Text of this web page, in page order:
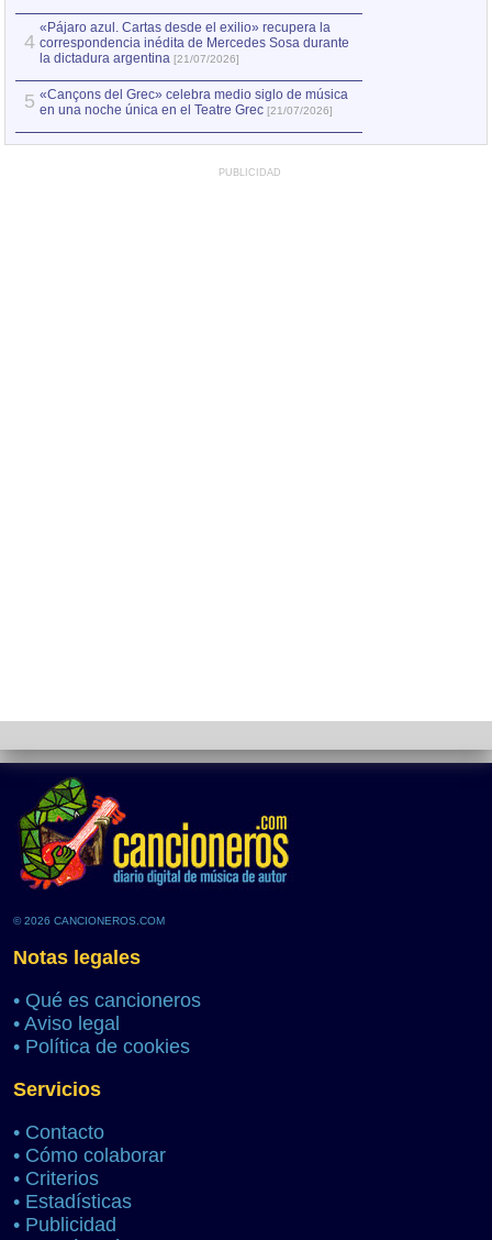
4
«Pájaro azul. Cartas desde el exilio» recupera la
correspondencia inédita de Mercedes Sosa durante
la dictadura argentina [21/07/2026]
5 «Cançons del Grec» celebra medio siglo de música
en una noche única en el Teatre Grec [21/07/2026]
PUBLICIDAD
© 2026 CANCIONEROS.COM
Notas legales
• Qué es cancioneros
• Aviso legal
• Política de cookies
Servicios
• Contacto
• Cómo colaborar
• Criterios
• Estadísticas
• Publicidad